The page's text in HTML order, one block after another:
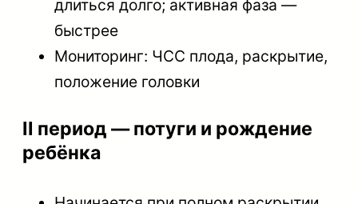
длиться долго; активная фаза —
быстрее
Мониторинг: ЧСС плода, раскрытие,
положение головки
II период — потуги и рождение
ребёнка